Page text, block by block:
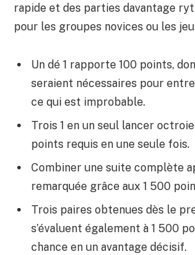
rapide et des parties davantage
pour les groupes novices ou les
Un dé 1 rapporte 100 points,
seraient nécessaires pour
ce qui est improbable.
Trois 1 en un seul lancer
points requis en une seule fois.
Combiner une suite complète
remarquée grâce aux 1 500
Trois paires obtenues dès le
s’évaluent également à 1 500
chance en un avantage décisif.